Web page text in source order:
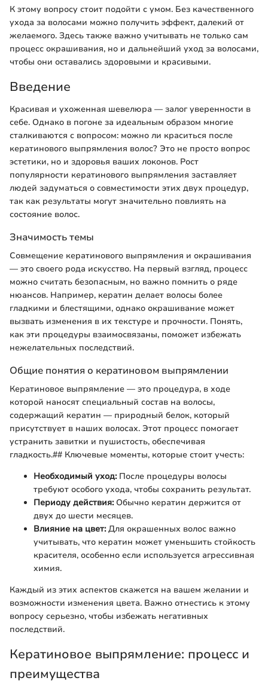
К этому вопросу стоит подойти с умом. Без качественного
ухода за волосами можно получить эффект, далекий от
желаемого. Здесь также важно учитывать не только сам
процесс окрашивания, но и дальнейший уход за волосами,
чтобы они оставались здоровыми и красивыми.
Введение
Красивая и ухоженная шевелюра — залог уверенности в
себе. Однако в погоне за идеальным образом многие
сталкиваются с вопросом: можно ли краситься после
кератинового выпрямления волос? Это не просто вопрос
эстетики, но и здоровья ваших локонов. Рост
популярности кератинового выпрямления заставляет
людей задуматься о совместимости этих двух процедур,
так как результаты могут значительно повлиять на
состояние волос.
Значимость темы
Совмещение кератинового выпрямления и окрашивания
— это своего рода искусство. На первый взгляд, процесс
можно считать безопасным, но важно помнить о ряде
нюансов. Например, кератин делает волосы более
гладкими и блестящими, однако окрашивание может
вызвать изменения в их текстуре и прочности. Понять,
как эти процедуры взаимосвязаны, поможет избежать
нежелательных последствий.
Общие понятия о кератиновом выпрямлении
Кератиновое выпрямление — это процедура, в ходе
которой наносят специальный состав на волосы,
содержащий кератин — природный белок, который
присутствует в наших волосах. Этот процесс помогает
устранить завитки и пушистость, обеспечивая
гладкость.## Ключевые моменты, которые стоит учесть:
Необходимый уход:После процедуры волосы
требуют особого ухода, чтобы сохранить результат.
Периоду действия:Обычно кератин держится от
двух до шести месяцев.
Влияние на цвет:Для окрашенных волос важно
учитывать, что кератин может уменьшить стойкость
красителя, особенно если используется агрессивная
химия.
Каждый из этих аспектов скажется на вашем желании и
возможности изменения цвета. Важно отнестись к этому
вопросу серьезно, чтобы избежать негативных
последствий.
Кератиновое выпрямление: процесс и
преимущества